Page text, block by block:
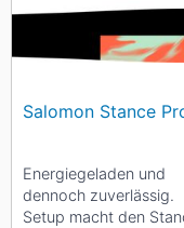
Salomon Stance
Energiegeladen und
dennoch zuverlässig.
Setup macht den